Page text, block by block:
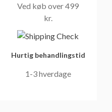
Ved køb over 499
kr.
Hurtig behandlingstid
1-3 hverdage